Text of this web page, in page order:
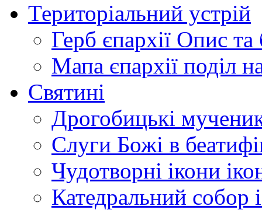
Територіальний устрій
Герб єпархії Опис та
Мапа єпархії поділ
Святині
Дрогобицькі
Слуги Божі в
Чудотворні ікони
Катедральний собор